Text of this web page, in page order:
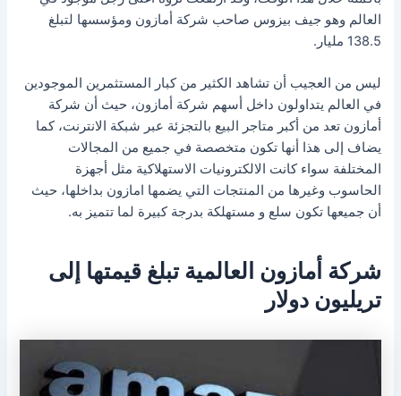
العالم وهو جيف بيزوس صاحب شركة أمازون ومؤسسها لتبلغ
138.5 مليار.
ليس من العجيب أن تشاهد الكثير من كبار المستثمرين الموجودين
في العالم يتداولون داخل أسهم شركة أمازون، حيث أن شركة
أمازون تعد من أكبر متاجر البيع بالتجزئة عبر شبكة الانترنت، كما
يضاف إلى هذا أنها تكون متخصصة في جميع من المجالات
المختلفة سواء كانت الالكترونيات الاستهلاكية مثل أجهزة
الحاسوب وغيرها من المنتجات التي يضمها امازون بداخلها، حيث
أن جميعها تكون سلع و مستهلكة بدرجة كبيرة لما تتميز به.
شركة أمازون العالمية تبلغ قيمتها إلى
تريليون دولار